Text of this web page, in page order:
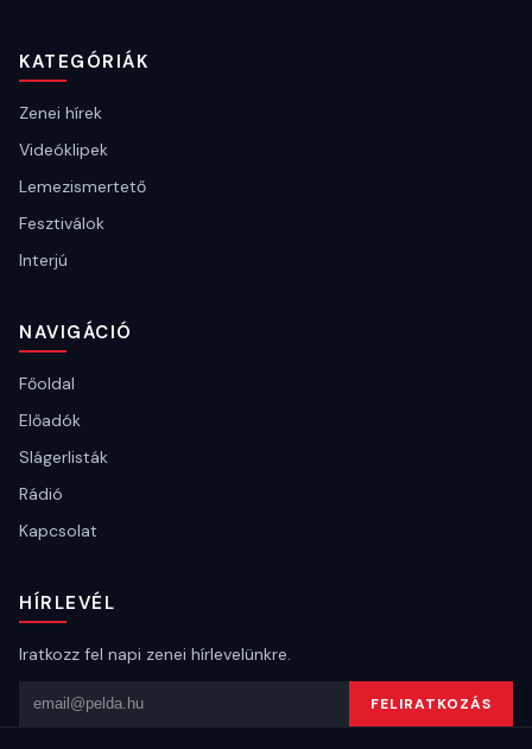
KATEGÓRIÁK
Zenei hírek
Videóklipek
Lemezismertető
Fesztiválok
Interjú
NAVIGÁCIÓ
Főoldal
Előadók
Slágerlisták
Rádió
Kapcsolat
HÍRLEVÉL
Iratkozz fel napi zenei hírlevelünkre.
Email cím FELIRATKOZÁS